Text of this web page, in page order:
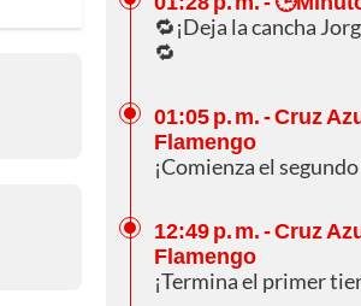
🔁¡Deja la cancha
🔁
01:05 p. m.- Cruz
Flamengo
¡Comienza el
12:49 p. m.- Cruz
Flamengo
¡Termina el primer